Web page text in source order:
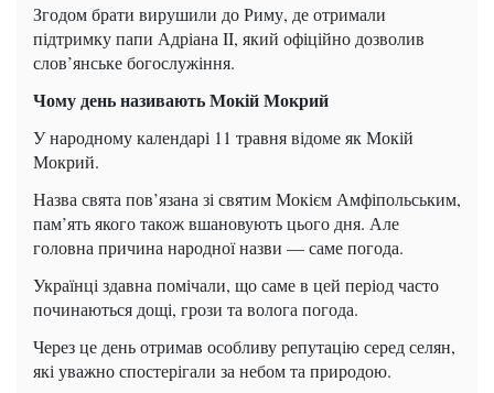
Згодом брати вирушили до Риму, де отримали
підтримку папи Адріана II, який офіційно дозволив
слов’янське богослужіння.
Чому день називають Мокій Мокрий
У народному календарі 11 травня відоме як Мокій
Мокрий.
Назва свята пов’язана зі святим Мокієм Амфіпольським,
пам’ять якого також вшановують цього дня. Але
головна причина народної назви — саме погода.
Українці здавна помічали, що саме в цей період часто
починаються дощі, грози та волога погода.
Через це день отримав особливу репутацію серед селян,
які уважно спостерігали за небом та природою.